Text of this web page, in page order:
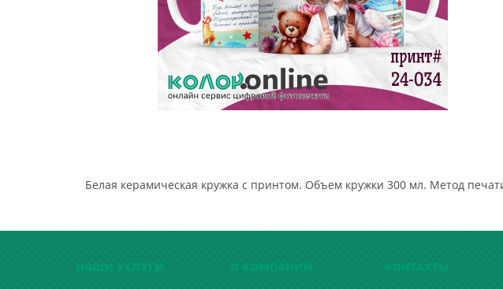
Белая керамическая кружка с принтом. Объем кружки 300 мл. Метод